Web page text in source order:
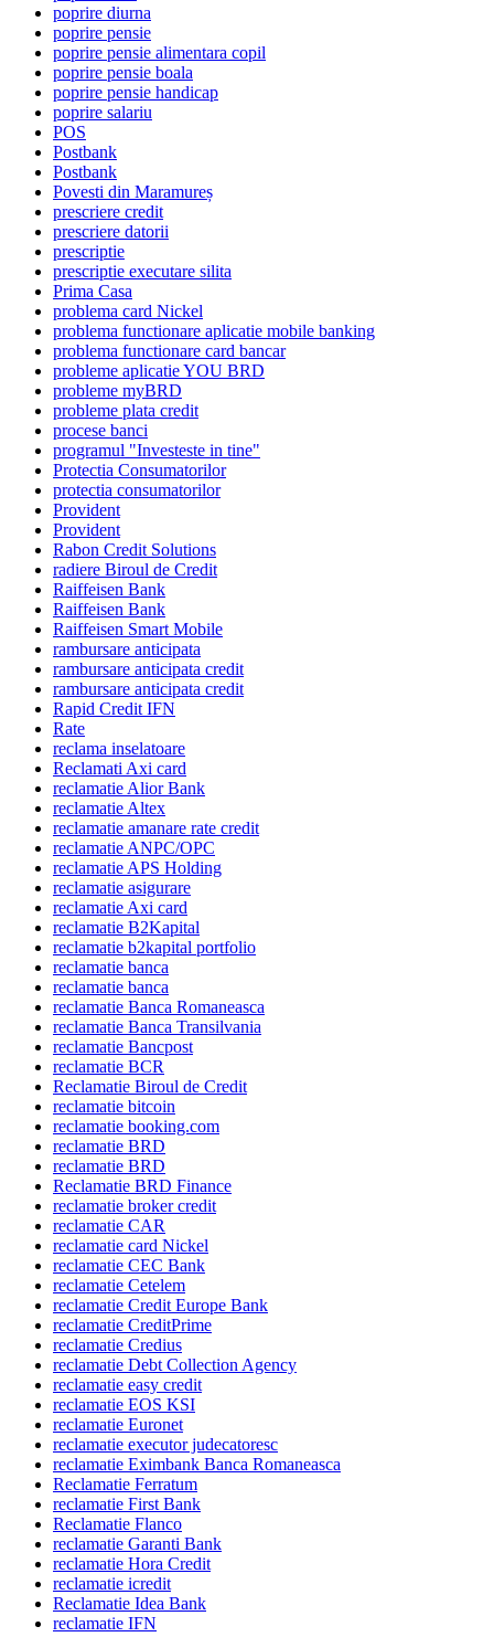
poprire diurna
poprire pensie
poprire pensie alimentara copil
poprire pensie boala
poprire pensie handicap
poprire salariu
POS
Postbank
Postbank
Povesti din Maramureș
prescriere credit
prescriere datorii
prescriptie
prescriptie executare silita
Prima Casa
problema card Nickel
problema functionare aplicatie mobile banking
problema functionare card bancar
probleme aplicatie YOU BRD
probleme myBRD
probleme plata credit
procese banci
programul "Investeste in tine"
Protectia Consumatorilor
protectia consumatorilor
Provident
Provident
Rabon Credit Solutions
radiere Biroul de Credit
Raiffeisen Bank
Raiffeisen Bank
Raiffeisen Smart Mobile
rambursare anticipata
rambursare anticipata credit
rambursare anticipata credit
Rapid Credit IFN
Rate
reclama inselatoare
Reclamati Axi card
reclamatie Alior Bank
reclamatie Altex
reclamatie amanare rate credit
reclamatie ANPC/OPC
reclamatie APS Holding
reclamatie asigurare
reclamatie Axi card
reclamatie B2Kapital
reclamatie b2kapital portfolio
reclamatie banca
reclamatie banca
reclamatie Banca Romaneasca
reclamatie Banca Transilvania
reclamatie Bancpost
reclamatie BCR
Reclamatie Biroul de Credit
reclamatie bitcoin
reclamatie booking.com
reclamatie BRD
reclamatie BRD
Reclamatie BRD Finance
reclamatie broker credit
reclamatie CAR
reclamatie card Nickel
reclamatie CEC Bank
reclamatie Cetelem
reclamatie Credit Europe Bank
reclamatie CreditPrime
reclamatie Credius
reclamatie Debt Collection Agency
reclamatie easy credit
reclamatie EOS KSI
reclamatie Euronet
reclamatie executor judecatoresc
reclamatie Eximbank Banca Romaneasca
Reclamatie Ferratum
reclamatie First Bank
Reclamatie Flanco
reclamatie Garanti Bank
reclamatie Hora Credit
reclamatie icredit
Reclamatie Idea Bank
reclamatie IFN